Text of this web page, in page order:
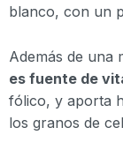
blanco, con un
Además de una
es fuente de
fólico, y aporta
los granos de